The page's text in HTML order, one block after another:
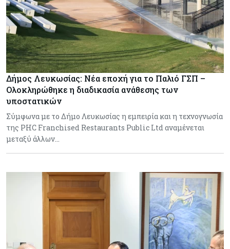
Δήμος Λευκωσίας: Νέα εποχή για το Παλιό ΓΣΠ –
Ολοκληρώθηκε η διαδικασία ανάθεσης των
υποστατικών
Σύμφωνα με το Δήμο Λευκωσίας η εμπειρία και η τεχνογνωσία
της PHC Franchised Restaurants Public Ltd αναμένεται
μεταξύ άλλων…